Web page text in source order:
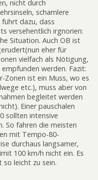
nicht durch
schamlere
dazu, dass
versehentlich irgnorien:
Situation. Auch OB ist
eher für
vielfach als Nötigung,
werden. Fazit:
Zonen ist ein Muss, wo es
etc.), muss aber von
begleitet werden
Einer pauschalen
sollten intensive
So fahren die meisten
mit Tempo-80-
durchaus langsamer,
100 km/h nicht ein. Es
so leicht zu sein.